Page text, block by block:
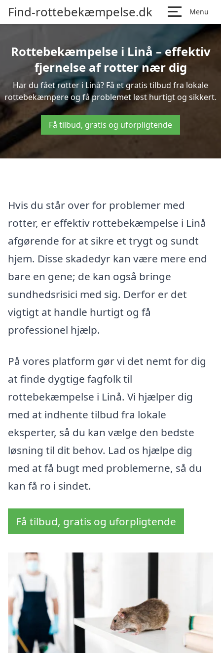
Find-rottebekæmpelse.dk Menu
Rottebekæmpelse i Linå – effektiv
fjernelse af rotter nær dig
Har du fået rotter i Linå? Få et gratis tilbud fra lokale
rottebekæmpere og få problemet løst hurtigt og sikkert.
Få tilbud, gratis og uforpligtende
Hvis du står over for problemer med
rotter, er effektiv rottebekæmpelse i Linå
afgørende for at sikre et trygt og sundt
hjem. Disse skadedyr kan være mere end
bare en gene; de kan også bringe
sundhedsrisici med sig. Derfor er det
vigtigt at handle hurtigt og få
professionel hjælp.
På vores platform gør vi det nemt for dig
at finde dygtige fagfolk til
rottebekæmpelse i Linå. Vi hjælper dig
med at indhente tilbud fra lokale
eksperter, så du kan vælge den bedste
løsning til dit behov. Lad os hjælpe dig
med at få bugt med problemerne, så du
kan få ro i sindet.
Få tilbud, gratis og uforpligtende